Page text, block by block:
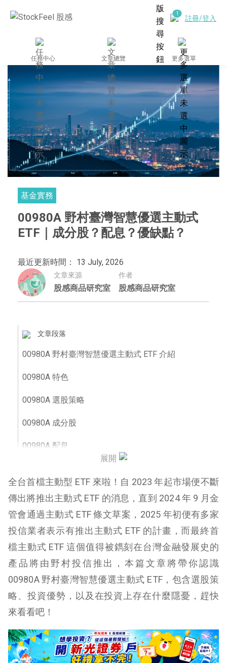
註冊/登入
任務中心 文章總覽 更多選單
基金實務
00980A 野村臺灣智慧優選主動式
ETF｜成分股？配息？優缺點？
最近更新時間： 13 July, 2026
文章來源
股感商品研究室
作者
股感商品研究室
文章段落
00980A 野村臺灣智慧優選主動式 ETF 介紹
00980A 特色
00980A 選股策略
00980A 成分股
00980A 配息
00980A 優缺點
展開
全台首檔主動型 ETF 來啦！自 2023 年起市場便不斷
傳出將推出主動式 ETF 的消息，直到 2024 年 9 月金
管會通過主動式 ETF 條文草案，2025 年初便有多家
投信業者表示有推出主動式 ETF 的計畫，而最終首
檔主動式 ETF 這個值得被鐫刻在台灣金融發展史的
產品將由野村投信推出，本篇文章將帶你認識
00980A 野村臺灣智慧優選主動式 ETF，包含選股策
略、投資優勢，以及在投資上存在什麼隱憂，趕快
來看看吧！